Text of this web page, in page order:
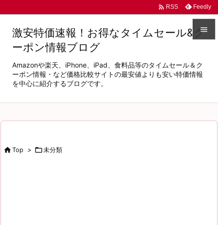




 RSS Feedly
激安特価速報！お得なタイムセール&ク
ーポン情報ブログ
Amazonや楽天、iPhone、iPad、食料品等のタイムセール＆ク
ーポン情報・など価格比較サイトの最安値よりも安い特価情報
を中心に紹介するブログです。
Top > 未分類